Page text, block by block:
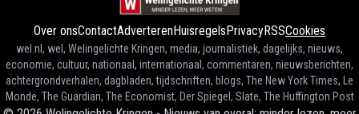
Over onsContactAdverterenHuisregelsPrivacyRSSCookies
wel.nl, wel, Welingelichte Kringen, media, journalistiek, dagelijks, nieuws,
economie, cultuur, nationaal, internationaal, commentaren, nieuwsberichten,
achtergrondverhalen, dagbladen, tijdschriften, blogs, The New York Times, Le
Monde, The Guardian, The Economist, Der Spiegel, Slate, The Huffington Post